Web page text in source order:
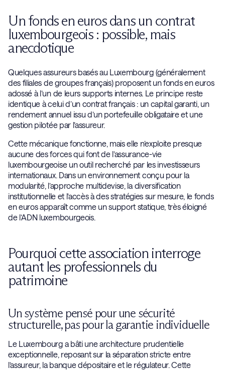
Un fonds en euros dans un contrat
luxembourgeois : possible, mais
anecdotique
Quelques assureurs basés au Luxembourg (généralement
des filiales de groupes français) proposent un fonds en euros
adossé à l’un de leurs supports internes. Le principe reste
identique à celui d’un contrat français : un capital garanti, un
rendement annuel issu d’un portefeuille obligataire et une
gestion pilotée par l’assureur.
Cette mécanique fonctionne, mais elle n’exploite presque
aucune des forces qui font de l’assurance-vie
luxembourgeoise un outil recherché par les investisseurs
internationaux. Dans un environnement conçu pour la
modularité, l’approche multidevise, la diversification
institutionnelle et l’accès à des stratégies sur mesure, le fonds
en euros apparaît comme un support statique, très éloigné
de l’ADN luxembourgeois.
Pourquoi cette association interroge
autant les professionnels du
patrimoine
Un système pensé pour une sécurité
structurelle, pas pour la garantie individuelle
Le Luxembourg a bâti une architecture prudentielle
exceptionnelle, reposant sur la séparation stricte entre
l’assureur, la banque dépositaire et le régulateur. Cette